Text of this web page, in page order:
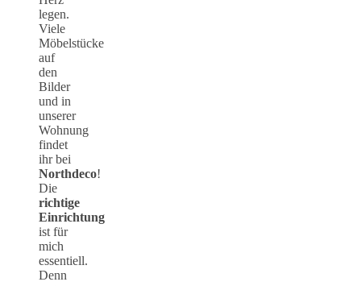
legen.
Viele
Möbelstücke
auf
den
Bilder
und in
unserer
Wohnung
findet
ihr bei
Northdeco!
Die
richtige
Einrichtung
ist für
mich
essentiell.
Denn